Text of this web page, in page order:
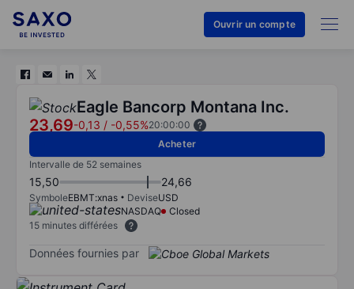
Ouvrir un compte
Eagle Bancorp Montana Inc.
23,69-0,13 / -0,55%20:00:00
Acheter
Intervalle de 52 semaines
15,50 24,66
SymboleEBMT:xnas DeviseUSD
NASDAQ
Closed
15 minutes différées
Données fournies par